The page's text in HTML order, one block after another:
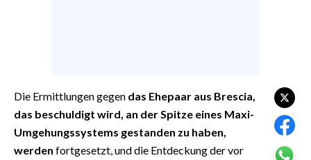
VIDEO
Die Ermittlungen gegen das Ehepaar aus Brescia,
das beschuldigt wird, an der Spitze eines Maxi-
Umgehungssystems gestanden zu haben,
werden fortgesetzt, und die Entdeckung der vor